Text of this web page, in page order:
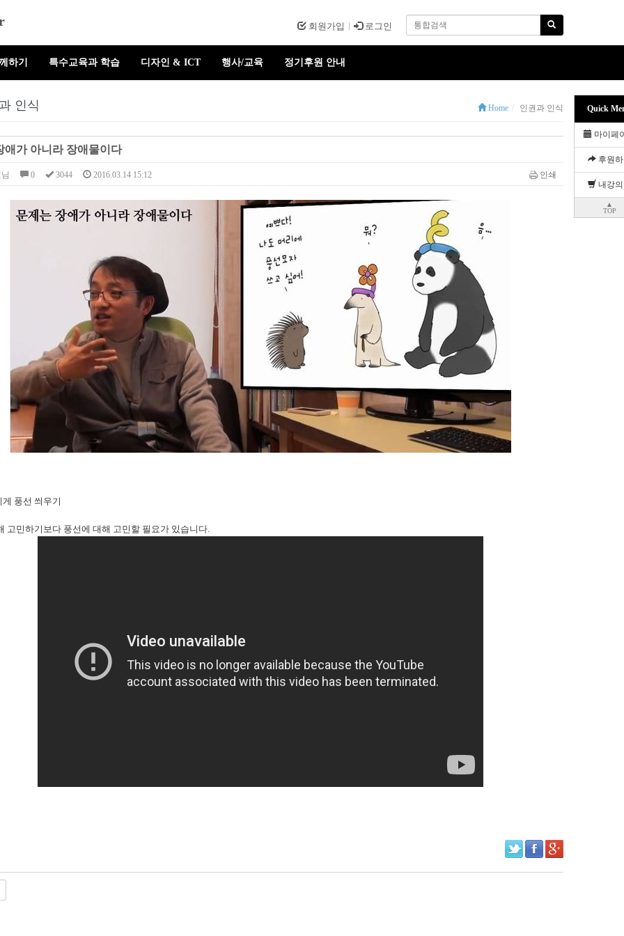
회원가입 로그인
하기 특수교육과 학습 디자인 & ICT 행사/교육 정기후원 안내
인식 Home 인권과 인식
애가 아니라 장애물이다
0 3044 2016.03.14 15:12 인쇄
풍선 씌우기
고민하기보다 풍선에 대해 고민할 필요가 있습니다.
Quick
마이페
후원하
내강
▲
TOP